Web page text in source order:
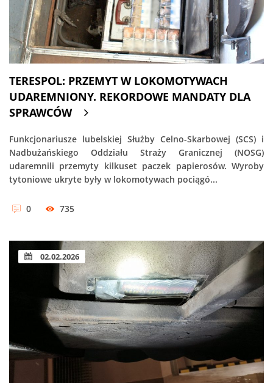
TERESPOL: PRZEMYT W LOKOMOTYWACH
UDAREMNIONY. REKORDOWE MANDATY DLA
SPRAWCÓW
Funkcjonariusze lubelskiej Służby Celno-Skarbowej (SCS) i
Nadbużańskiego Oddziału Straży Granicznej (NOSG)
udaremnili przemyty kilkuset paczek papierosów. Wyroby
tytoniowe ukryte były w lokomotywach pociągó...
0 735
02.02.2026